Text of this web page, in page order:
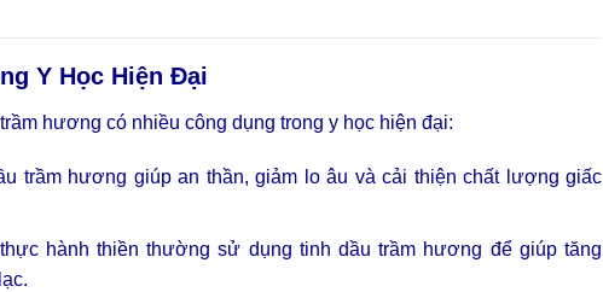
Y Học Hiện Đại
hương có nhiều công dụng trong y học hiện đại:
trầm hương giúp an thần, giảm lo âu và cải thiện chất lượng giấc
hành thiền thường sử dụng tinh dầu trầm hương để giúp tăng